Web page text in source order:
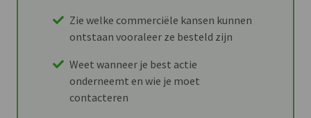
Zie welke commerciële kansen kunnen
ontstaan vooraleer ze besteld zijn
Weet wanneer je best actie
onderneemt en wie je moet
contacteren